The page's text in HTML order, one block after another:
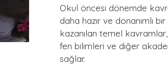
Okul öncesi dönemde
daha hazır ve donanımlı
kazanılan temel
fen bilimleri ve diğer
sağlar.